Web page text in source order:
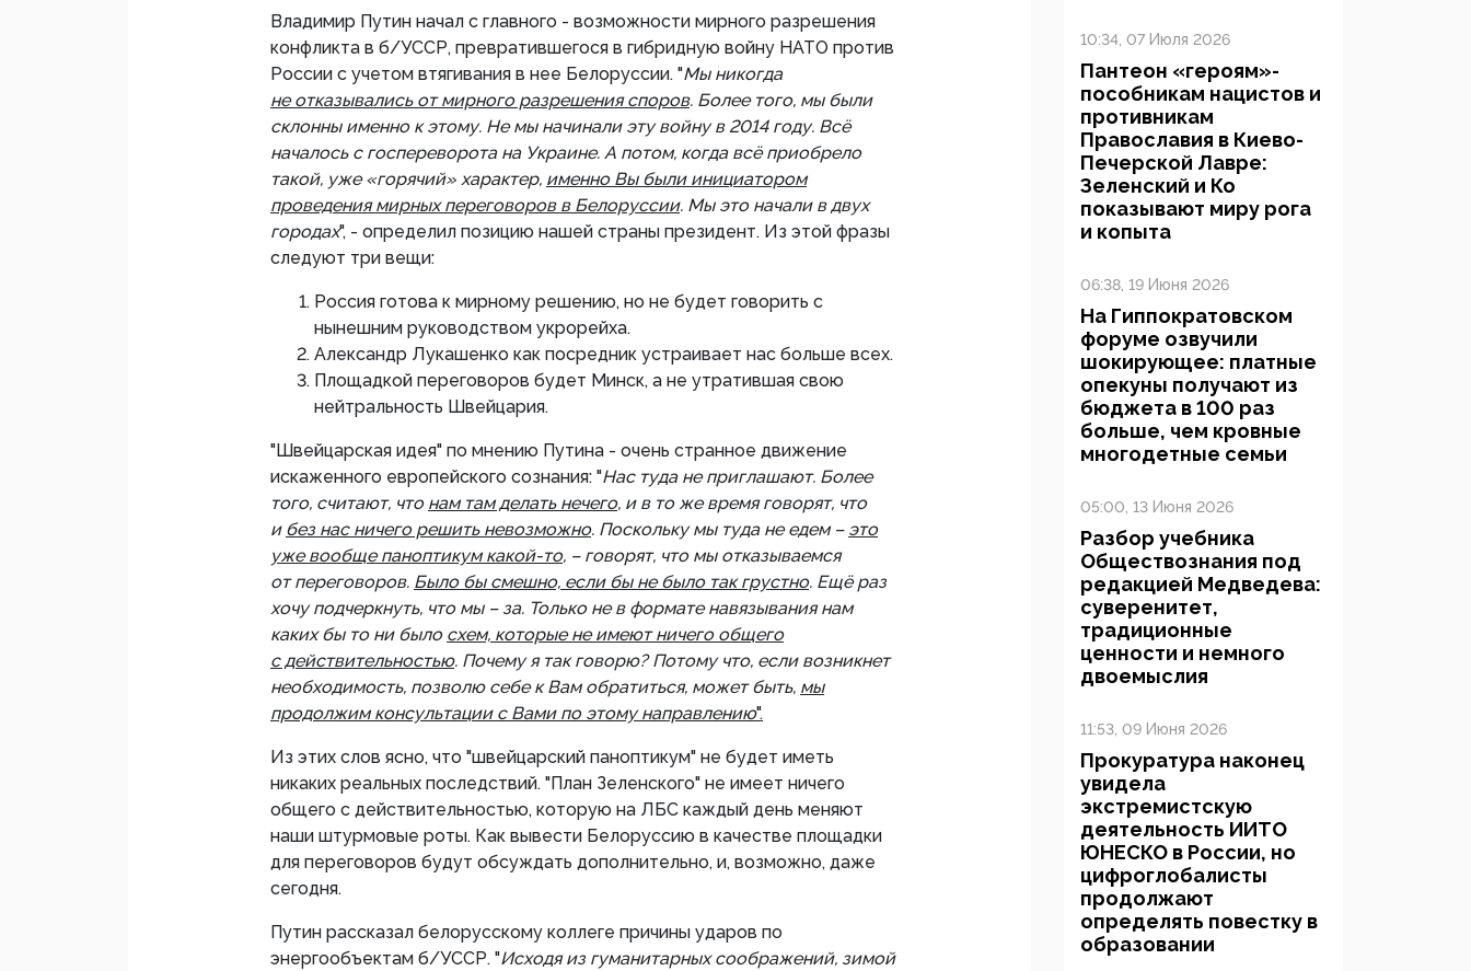
Владимир Путин начал с главного - возможности мирного разрешения
конфликта в б/УССР, превратившегося в гибридную войну НАТО против
России с учетом втягивания в нее Белоруссии. "Мы никогда
не отказывались от мирного разрешения споров. Более того, мы были
склонны именно к этому. Не мы начинали эту войну в 2014 году. Всё
началось с госпереворота на Украине. А потом, когда всё приобрело
такой, уже «горячий» характер, именно Вы были инициатором
проведения мирных переговоров в Белоруссии. Мы это начали в двух
городах", - определил позицию нашей страны президент. Из этой фразы
следуют три вещи:
Россия готова к мирному решению, но не будет говорить с
нынешним руководством укрорейха.
Александр Лукашенко как посредник устраивает нас больше всех.
Площадкой переговоров будет Минск, а не утратившая свою
нейтральность Швейцария.
"Швейцарская идея" по мнению Путина - очень странное движение
искаженного европейского сознания: "Нас туда не приглашают. Более
того, считают, что нам там делать нечего, и в то же время говорят, что
и без нас ничего решить невозможно. Поскольку мы туда не едем – это
уже вообще паноптикум какой-то, – говорят, что мы отказываемся
от переговоров. Было бы смешно, если бы не было так грустно. Ещё раз
хочу подчеркнуть, что мы – за. Только не в формате навязывания нам
каких бы то ни было схем, которые не имеют ничего общего
с действительностью. Почему я так говорю? Потому что, если возникнет
необходимость, позволю себе к Вам обратиться, может быть, мы
продолжим консультации с Вами по этому направлению".
Из этих слов ясно, что "швейцарский паноптикум" не будет иметь
никаких реальных последствий. "План Зеленского" не имеет ничего
общего с действительностью, которую на ЛБС каждый день меняют
наши штурмовые роты. Как вывести Белоруссию в качестве площадки
для переговоров будут обсуждать дополнительно, и, возможно, даже
сегодня.
Путин рассказал белорусскому коллеге причины ударов по
энергообъектам б/УССР. "Исходя из гуманитарных соображений, зимой
10:34, 07 Июля 2026
Пантеон «героям»-
пособникам нацистов и
противникам
Православия в Киево-
Печерской Лавре:
Зеленский и Ко
показывают миру рога
и копыта
06:38, 19 Июня 2026
На Гиппократовском
форуме озвучили
шокирующее: платные
опекуны получают из
бюджета в 100 раз
больше, чем кровные
многодетные семьи
05:00, 13 Июня 2026
Разбор учебника
Обществознания под
редакцией Медведева:
суверенитет,
традиционные
ценности и немного
двоемыслия
11:53, 09 Июня 2026
Прокуратура наконец
увидела
экстремистскую
деятельность ИИТО
ЮНЕСКО в России, но
цифроглобалисты
продолжают
определять повестку в
образовании